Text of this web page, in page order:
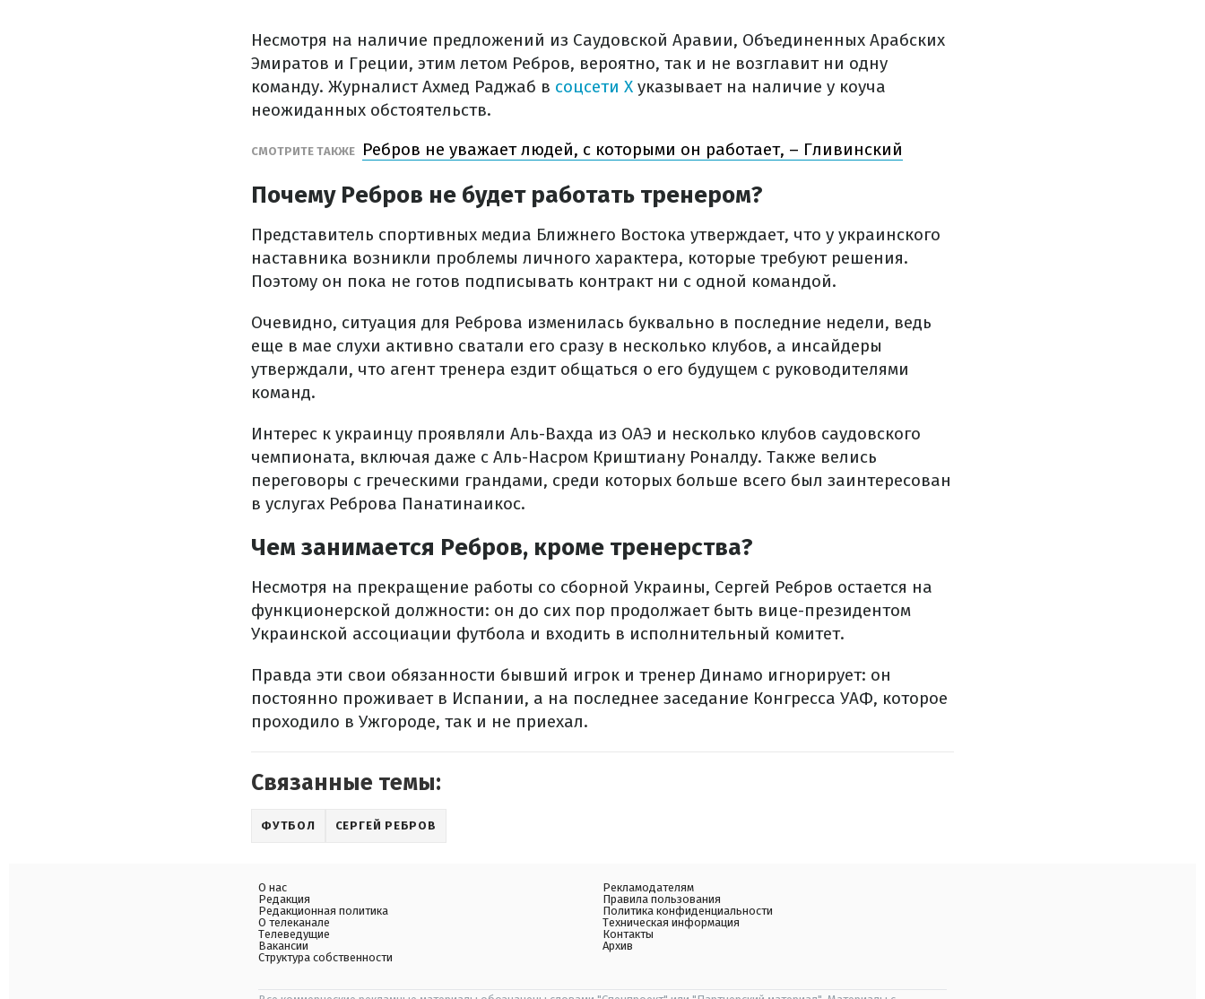
Несмотря на наличие предложений из Саудовской Аравии, Объединенных Арабских
Эмиратов и Греции, этим летом Ребров, вероятно, так и не возглавит ни одну
команду. Журналист Ахмед Раджаб в соцсети X указывает на наличие у коуча
неожиданных обстоятельств.
СМОТРИТЕ ТАКЖЕ Ребров не уважает людей, с которыми он работает, – Гливинский
Почему Ребров не будет работать тренером?
Представитель спортивных медиа Ближнего Востока утверждает, что у украинского
наставника возникли проблемы личного характера, которые требуют решения.
Поэтому он пока не готов подписывать контракт ни с одной командой.
Очевидно, ситуация для Реброва изменилась буквально в последние недели, ведь
еще в мае слухи активно сватали его сразу в несколько клубов, а инсайдеры
утверждали, что агент тренера ездит общаться о его будущем с руководителями
команд.
Интерес к украинцу проявляли Аль-Вахда из ОАЭ и несколько клубов саудовского
чемпионата, включая даже с Аль-Насром Криштиану Роналду. Также велись
переговоры с греческими грандами, среди которых больше всего был заинтересован
в услугах Реброва Панатинаикос.
Чем занимается Ребров, кроме тренерства?
Несмотря на прекращение работы со сборной Украины, Сергей Ребров остается на
функционерской должности: он до сих пор продолжает быть вице-президентом
Украинской ассоциации футбола и входить в исполнительный комитет.
Правда эти свои обязанности бывший игрок и тренер Динамо игнорирует: он
постоянно проживает в Испании, а на последнее заседание Конгресса УАФ, которое
проходило в Ужгороде, так и не приехал.
Связанные темы:
ФУТБОЛ СЕРГЕЙ РЕБРОВ
О нас
Редакция
Редакционная политика
О телеканале
Телеведущие
Вакансии
Структура собственности
Рекламодателям
Правила пользования
Политика конфиденциальности
Техническая информация
Контакты
Архив